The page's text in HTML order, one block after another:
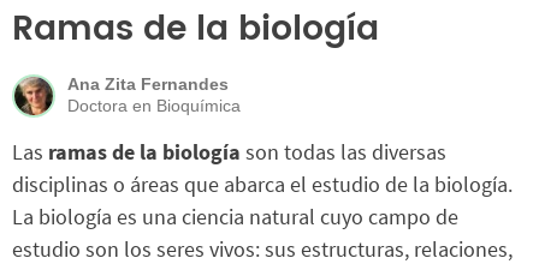
Ramas de la biología
Ana Zita Fernandes
Doctora en Bioquímica
Las ramas de la biología son todas las diversas
disciplinas o áreas que abarca el estudio de la biología.
La biología es una ciencia natural cuyo campo de
estudio son los seres vivos: sus estructuras, relaciones,